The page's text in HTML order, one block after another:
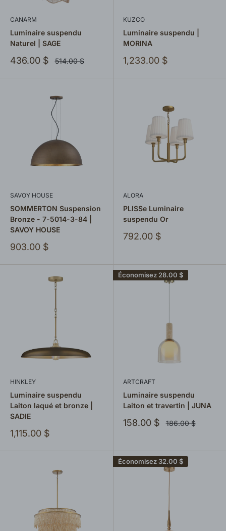
CANARM
Luminaire suspendu
Naturel | SAGE
Prix
436.00 $
Prix
514.00 $
KUZCO
Luminaire suspendu |
MORINA
Prix
1,233.00 $
SAVOY HOUSE
SOMMERTON Suspension
Bronze - 7-5014-3-84 |
SAVOY HOUSE
Prix
903.00 $
ALORA
PLISSe Luminaire
suspendu Or
Prix
792.00 $
HINKLEY
Luminaire suspendu
Laiton laqué et bronze |
SADIE
Prix
1,115.00 $
Économisez 28.00 $
ARTCRAFT
Luminaire suspendu
Laiton et travertin | JUNA
Prix
158.00 $
Prix
186.00 $
Économisez 32.00 $